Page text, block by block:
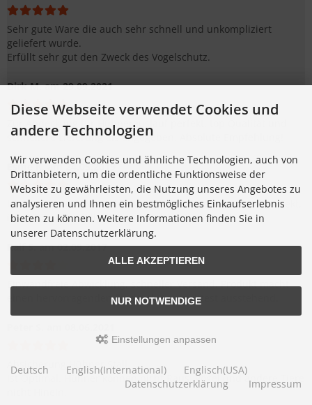
Sehr gute Ware die auch sehr schnell und unkompliziert
geliefert wurde.
Erfüllt sehr gut den Zweck des Vogelschutz.
Dirk M.am 29.09.2021
Zur Abdeckung für Hühnerauslauf perfekt, top Qualität und
schnellere Lieferung als angegeben. Absolute Empfehlung!
Esme K. am 24.05.2019
Ich benutze das Netz als "Dach" einer Voliere: es passt perfekt,
ist stabil und erfüllt seinen Zweck hervorragend.
Ralf S.am 02.09.2017
Einwandfreie Abwicklung, schneller Versand, Produkt macht
einen hervorragenden Eindruck. Langzeittest ausstehend.
Absicherung Hühner Stall.
Ist Optimal. Hühner können nicht Raus, Vögel und andere Tiere
Diese Webseite verwendet Cookies und
andere Technologien
Wir verwenden Cookies und ähnliche Technologien, auch von
Drittanbietern, um die ordentliche Funktionsweise der
Website zu gewährleisten, die Nutzung unseres Angebotes zu
analysieren und Ihnen ein bestmögliches Einkaufserlebnis
bieten zu können. Weitere Informationen finden Sie in
unserer Datenschutzerklärung.
ALLE AKZEPTIEREN
NUR NOTWENDIGE
Einstellungen anpassen
Deutsch English(International)
Englisch(USA)
Datenschutzerklärung
Impressum